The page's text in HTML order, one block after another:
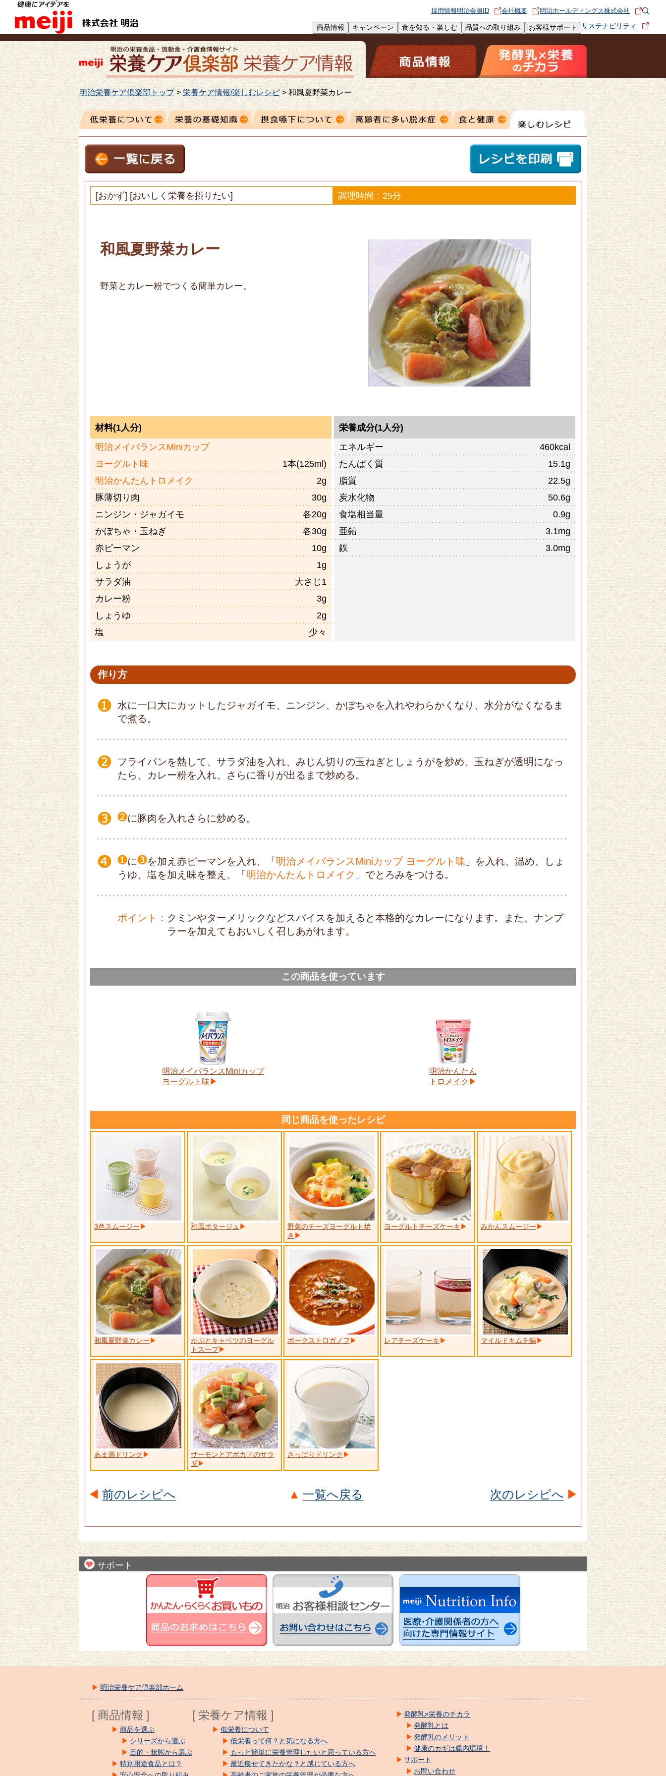
商品情報 キャンペーン 食を知る・楽しむ 品質への取り組み お客様サポート サステナビリティ
採用情報明治会員ID 会社概要 明治ホールディングス株式会社
明治栄養ケア倶楽部トップ> 栄養ケア情報/楽しむレシピ > 和風夏野菜カレー
[おかず] [おいしく栄養を摂りたい] 調理時間：25分
和風夏野菜カレー
野菜とカレー粉でつくる簡単カレー。
材料(1人分)
明治メイバランスMiniカップ
ヨーグルト味
1本(125ml)
明治かんたんトロメイク
2g
豚薄切り肉
30g
ニンジン・ジャガイモ
各20g
かぼちゃ・玉ねぎ
各30g
赤ピーマン
10g
しょうが
1g
サラダ油
大さじ1
カレー粉
3g
しょうゆ
2g
塩
少々
栄養成分(1人分)
エネルギー
460kcal
たんぱく質
15.1g
脂質
22.5g
炭水化物
50.6g
食塩相当量
0.9g
亜鉛
3.1mg
鉄
3.0mg
作り方
水に一口大にカットしたジャガイモ、ニンジン、かぼちゃを入れやわらかくなり、水分がなくなるま
で煮る。
フライパンを熱して、サラダ油を入れ、みじん切りの玉ねぎとしょうがを炒め、玉ねぎが透明になっ
たら、カレー粉を入れ、さらに香りが出るまで炒める。
に豚肉を入れさらに炒める。
に を加え赤ピーマンを入れ、「 明治メイバランスMiniカップ ヨーグルト味 」を入れ、温め、しょ
うゆ、塩を加え味を整え、「 明治かんたんトロメイク 」でとろみをつける。
ポイント ： クミンやターメリックなどスパイスを加えると本格的なカレーになります。また、ナンプ
ラーを加えてもおいしく召しあがれます。
この商品を使っています
明治メイバランスMiniカップ
ヨーグルト味
明治かんたん
トロメイク
同じ商品を使ったレシピ
3色スムージー 和風ポタージュ
野菜のチーズヨーグルト焼
き
ヨーグルトチーズケーキ みかんスムージー
和風夏野菜カレー
かぶとキャベツのヨーグル
トスープ
ポークストロガノフ レアチーズケーキ マイルドキムチ鍋
あま酒ドリンク
サーモンとアボカドのサラ
ダ
さっぱりドリンク
前のレシピへ 一覧へ戻る 次のレシピへ
サポート
明治栄養ケア倶楽部ホーム
[ 商品情報 ]
商品を選ぶ
シリーズから選ぶ
目的・状態から選ぶ
特別用途食品とは？
[ 栄養ケア情報 ]
低栄養について
低栄養って何？と気になる方へ
もっと簡単に栄養管理したいと思っている方へ
最近痩せてきたかな？と感じている方へ
発酵乳×栄養のチカラ
発酵乳とは
発酵乳のメリット
健康のカギは腸内環境！
サポート
お問い合わせ